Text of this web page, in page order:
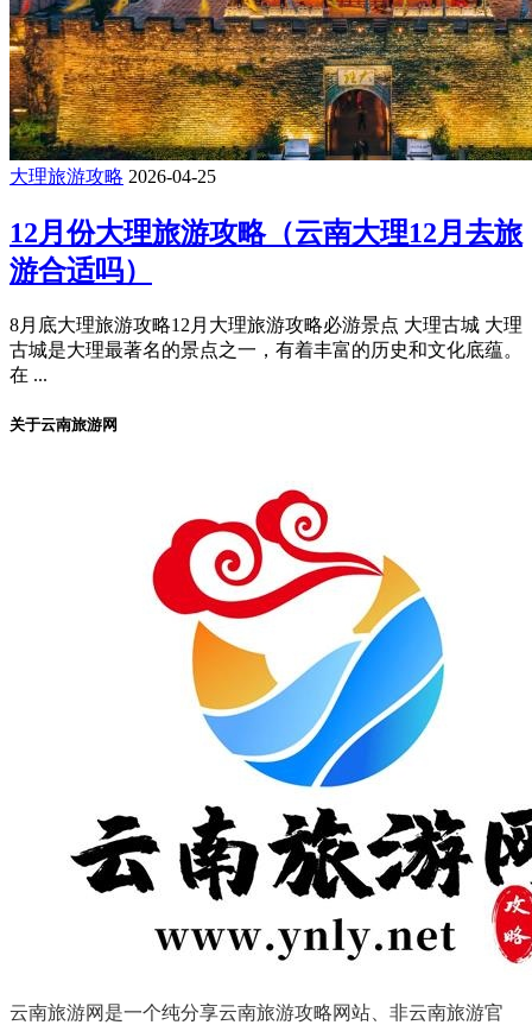
大理旅游攻略 2026-04-25
12月份大理旅游攻略（云南大理12月去旅
游合适吗）
8月底大理旅游攻略12月大理旅游攻略必游景点 大理古城 大理
古城是大理最著名的景点之一，有着丰富的历史和文化底蕴。
在 ...
关于云南旅游网
云南旅游网是一个纯分享云南旅游攻略网站、非云南旅游官